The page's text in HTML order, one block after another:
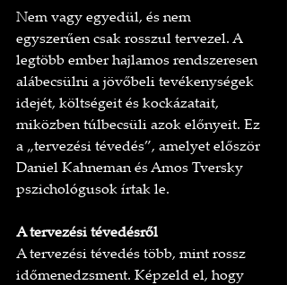
Nem vagy egyedül, és nem
egyszerűen csak rosszul tervezel. A
legtöbb ember hajlamos rendszeresen
alábecsülni a jövőbeli tevékenységek
idejét, költségeit és kockázatait,
miközben túlbecsüli azok előnyeit. Ez
a „tervezési tévedés”, amelyet először
Daniel Kahneman és Amos Tversky
pszichológusok írtak le.
A tervezési tévedésről
A tervezési tévedés több, mint rossz
időmenedzsment. Képzeld el, hogy